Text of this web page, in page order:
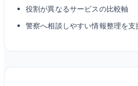
役割が異なるサービスの比較軸
警察へ相談しやすい情報整理を